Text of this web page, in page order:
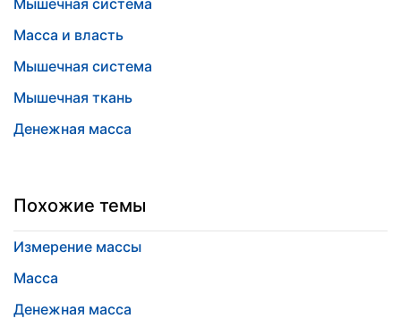
Мышечная система
Масса и власть
Мышечная система
Мышечная ткань
Денежная масса
Похожие темы
Измерение массы
Масса
Денежная масса